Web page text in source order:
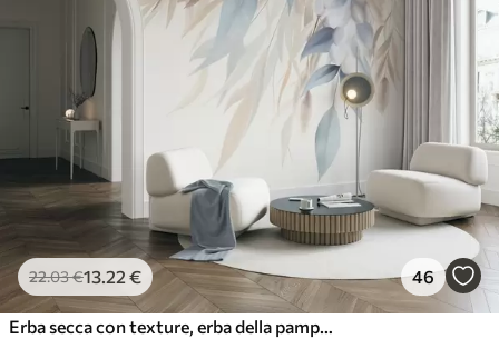
22.03€13 .22 € 46